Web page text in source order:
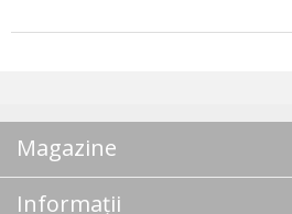
Magazine
Informații